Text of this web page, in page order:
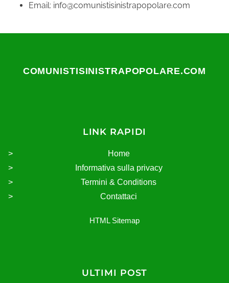
Email: info@comunistisinistrapopolare.com
COMUNISTISINISTRAPOPOLARE.COM
LINK RAPIDI
Home
Informativa sulla privacy
Termini & Conditions
Contattaci
HTML Sitemap
ULTIMI POST